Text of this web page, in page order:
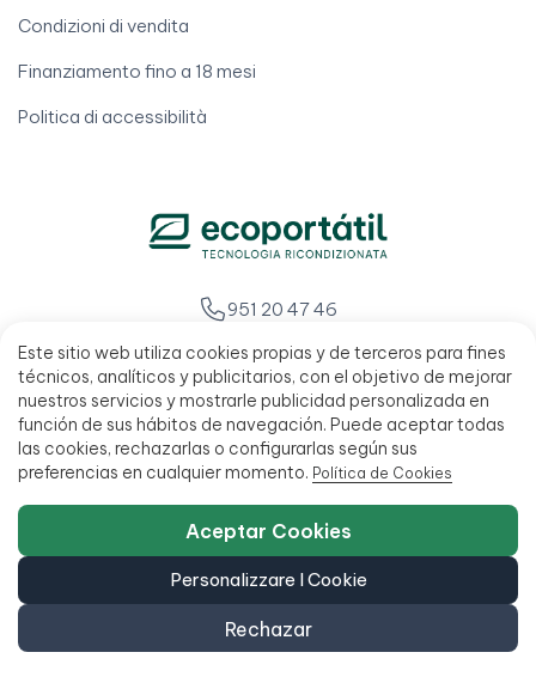
Este sitio web utiliza cookies propias y de terceros para fines
técnicos, analíticos y publicitarios, con el objetivo de mejorar
nuestros servicios y mostrarle publicidad personalizada en
función de sus hábitos de navegación. Puede aceptar todas
las cookies, rechazarlas o configurarlas según sus
preferencias en cualquier momento. Política de Cookies
Rechazar
Personalizzare I Cookie
Aceptar Cookies
Condizioni di vendita
Finanziamento fino a 18 mesi
Politica di accessibilità
951 20 47 46
L - V 9:00 - 14:00 / 15:00 - 18:00